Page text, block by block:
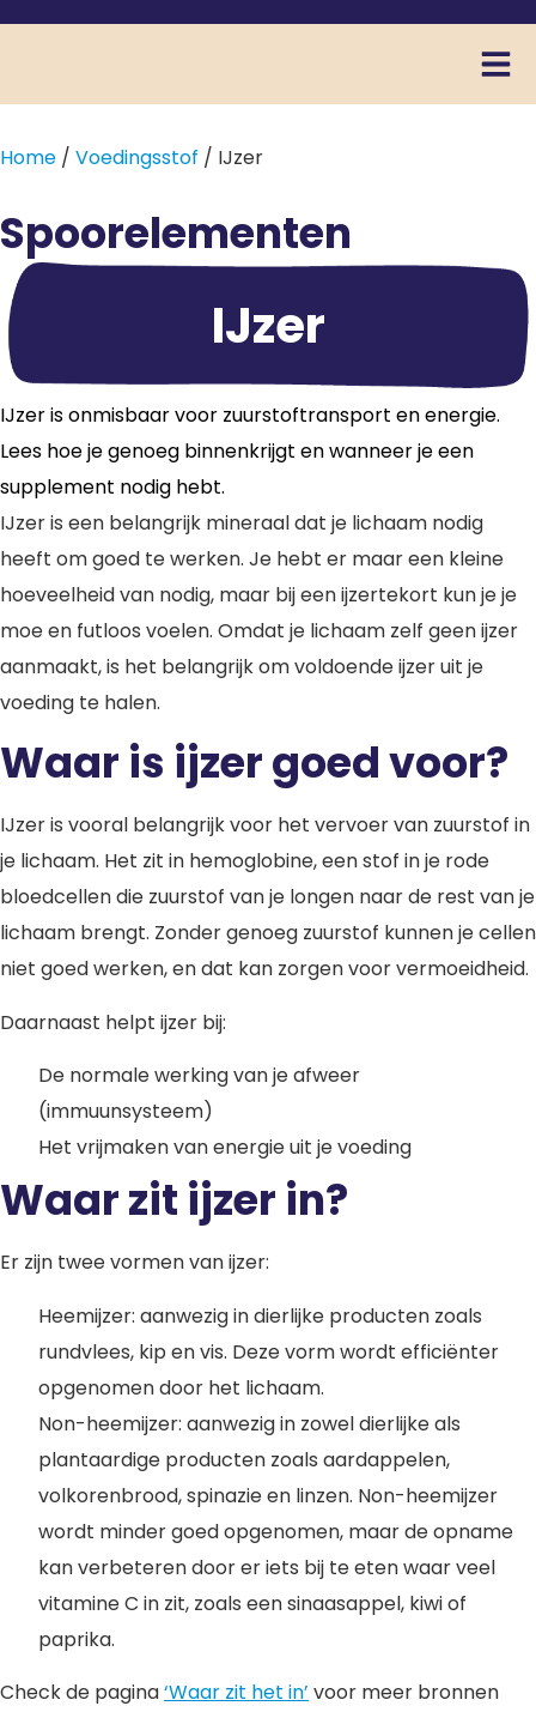
Home / Voedingsstof / IJzer
Spoorelementen
IJzer
IJzer is onmisbaar voor zuurstoftransport en energie.
Lees hoe je genoeg binnenkrijgt en wanneer je een
supplement nodig hebt.
IJzer is een belangrijk mineraal dat je lichaam nodig
heeft om goed te werken. Je hebt er maar een kleine
hoeveelheid van nodig, maar bij een ijzertekort kun je je
moe en futloos voelen. Omdat je lichaam zelf geen ijzer
aanmaakt, is het belangrijk om voldoende ijzer uit je
voeding te halen.
Waar is ijzer goed voor?
IJzer is vooral belangrijk voor het vervoer van zuurstof in
je lichaam. Het zit in hemoglobine, een stof in je rode
bloedcellen die zuurstof van je longen naar de rest van je
lichaam brengt. Zonder genoeg zuurstof kunnen je cellen
niet goed werken, en dat kan zorgen voor vermoeidheid.
Daarnaast helpt ijzer bij:
De normale werking van je afweer
(immuunsysteem)
Het vrijmaken van energie uit je voeding
Waar zit ijzer in?
Er zijn twee vormen van ijzer:
Heemijzer: aanwezig in dierlijke producten zoals
rundvlees, kip en vis. Deze vorm wordt efficiënter
opgenomen door het lichaam.
Non-heemijzer: aanwezig in zowel dierlijke als
plantaardige producten zoals aardappelen,
volkorenbrood, spinazie en linzen. Non-heemijzer
wordt minder goed opgenomen, maar de opname
kan verbeteren door er iets bij te eten waar veel
vitamine C in zit, zoals een sinaasappel, kiwi of
paprika.
Check de pagina‘Waar zit het in’ voor meer bronnen